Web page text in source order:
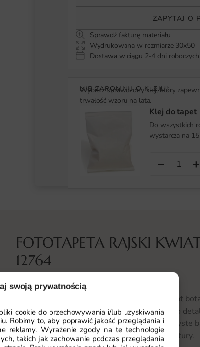
swoją prywatnością
cookie do przechowywania i/lub uzyskiwania
Robimy to, aby poprawić jakość przeglądania i
reklamy. Wyrażenie zgody na te technologie
takich jak zachowanie podczas przeglądania
ZAPYTAJ O
Sprawdź fakturę materiału
Wydrukowana w rozmiarze 30x50
Dostawa w ciągu 2-4 dni roboczych
NIE ZAPOMNIJ O KLEJU!
Wybierz sprawdzony klej, który
trwałość wzoru na lata.
Klej do tapet
Do wszystkich
wystarcza na
− +
FOTOTAPETA RAJSKI
12764
Co przedstawia ta fototapeta
Fototapeta Rajski Kwiat ukazuje delikatny świat
Każdy płatek został odwzorowany z dbałością o
subtelność i piękno roślinnej kompozycji. Soczyste
wprowadzają do wnętrza pierwiastek żywej natury.